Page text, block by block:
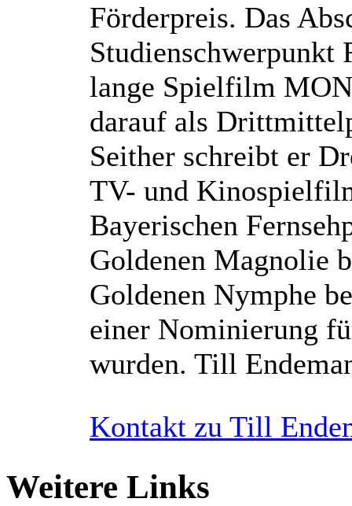
Förderpreis. Das
Studienschwerpunkt
lange Spielfilm
darauf als
Seither schreibt er
TV- und
Bayerischen
Goldenen Magnolie
Goldenen Nymphe
einer Nominierung
wurden. Till
Kontakt zu Till
Weitere Links